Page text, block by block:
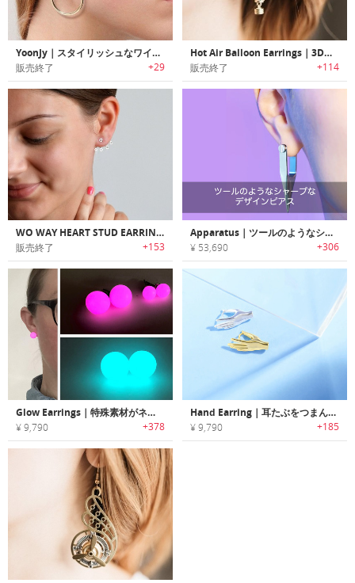
YoonJy｜スタイリッシュなワイヤレスイヤリングイヤホン
販売終了 +29
Hot Air Balloon Earrings｜3Dエアーバルーンイヤリング
販売終了 +114
WO WAY HEART STUD EARRINGS｜2ウェイで使用可能なエレガントでファンキーなハートスタッズイヤリング
販売終了 +153
Apparatus｜ツールのようなシャープなデザインピアス
¥ 53,690 +306
Glow Earrings｜特殊素材がネオンのように暗闇で光るハンドメイドピアス
¥ 9,790 +378
Hand Earring｜耳たぶをつまんでいるように見える手のカタチのピアス
¥ 9,790 +185